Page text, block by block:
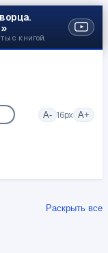
с книгой.
A- 16px A+
Раскрыть все